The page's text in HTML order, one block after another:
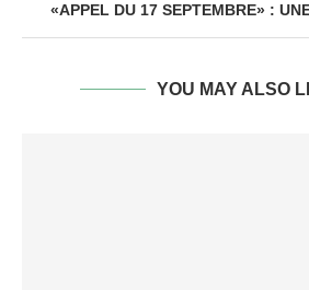
«APPEL DU 17 SEPTEMBRE» :
YOU MAY ALSO